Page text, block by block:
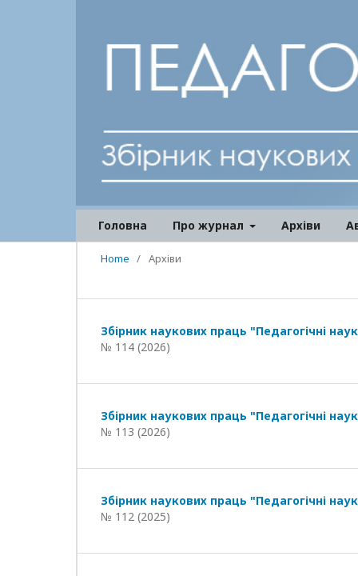
Головна Про журнал Архіви
Home / Архіви
Збірник наукових праць "Педагогічні
№ 114 (2026)
Збірник наукових праць "Педагогічні
№ 113 (2026)
Збірник наукових праць "Педагогічні
№ 112 (2025)